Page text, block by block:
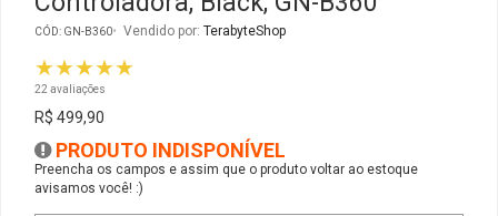
CÓD: GN-B360 Vendido por: TerabyteShop
★★★★★
22 avaliações
R$ 499,90
PRODUTO INDISPONÍVEL
Preencha os campos e assim que o produto voltar ao estoque
avisamos você! :)
Ver Todos
Fontes Diversas
Ver Todos